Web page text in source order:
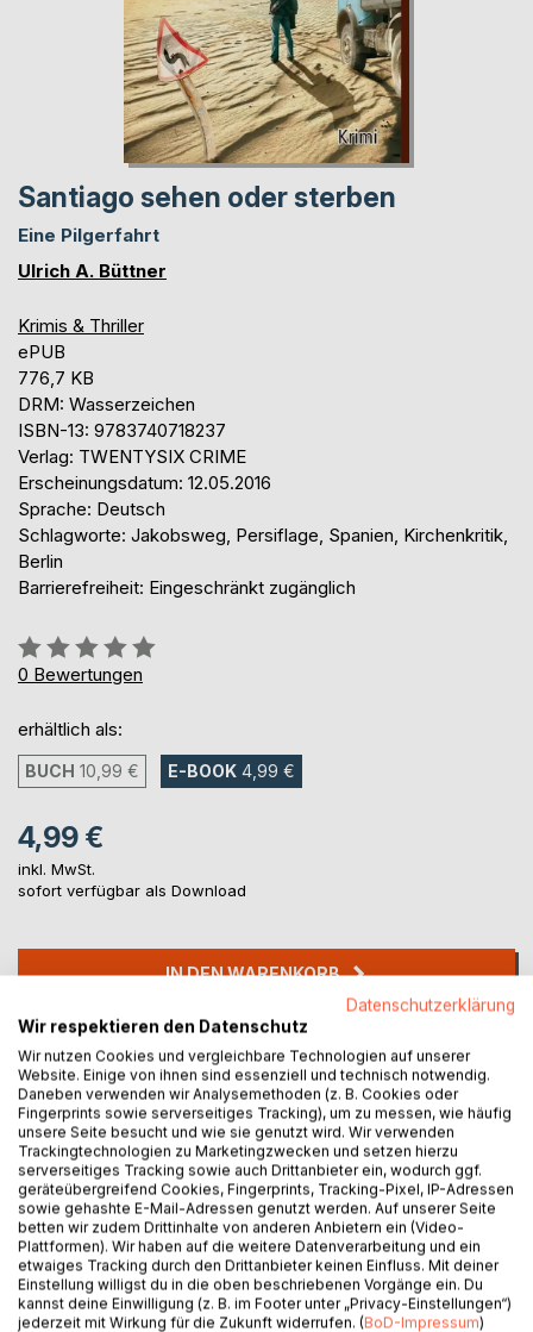
Santiago sehen oder sterben
Eine Pilgerfahrt
Ulrich A. Büttner
Krimis & Thriller
ePUB
776,7 KB
DRM: Wasserzeichen
ISBN-13: 9783740718237
Verlag: TWENTYSIX CRIME
Erscheinungsdatum: 12.05.2016
Sprache: Deutsch
Schlagworte: Jakobsweg, Persiflage, Spanien, Kirchenkritik,
Berlin
Barrierefreiheit: Eingeschränkt zugänglich
Bewertung::
0%
0 Bewertungen
erhältlich als:
BUCH 10,99 € E-BOOK 4,99 €
4,99 €
inkl. MwSt.
sofort verfügbar als Download
IN DEN WARENKORB
Auf die Merkliste
Titel bewerten
BESCHREIBUNG
Zwei brutale Morde im Kloster St. Paulus schrecken die
Datenschutzerklärung
Wir respektieren den Datenschutz
Wir nutzen Cookies und vergleichbare Technologien auf unserer
Website. Einige von ihnen sind essenziell und technisch notwendig.
Daneben verwenden wir Analysemethoden (z. B. Cookies oder
Fingerprints sowie serverseitiges Tracking), um zu messen, wie häufig
unsere Seite besucht und wie sie genutzt wird. Wir verwenden
Trackingtechnologien zu Marketingzwecken und setzen hierzu
serverseitiges Tracking sowie auch Drittanbieter ein, wodurch ggf.
geräteübergreifend Cookies, Fingerprints, Tracking-Pixel, IP-Adressen
sowie gehashte E-Mail-Adressen genutzt werden. Auf unserer Seite
betten wir zudem Drittinhalte von anderen Anbietern ein (Video-
Plattformen). Wir haben auf die weitere Datenverarbeitung und ein
etwaiges Tracking durch den Drittanbieter keinen Einfluss. Mit deiner
Einstellung willigst du in die oben beschriebenen Vorgänge ein. Du
kannst deine Einwilligung (z. B. im Footer unter „Privacy-Einstellungen“)
jederzeit mit Wirkung für die Zukunft widerrufen. (BoD-Impressum)